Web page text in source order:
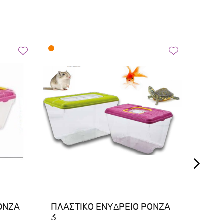
ΠΛΑΣΤΙΚΟ ΕΝΥΔΡΕΙΟ ΡΟΝΖΑ
3